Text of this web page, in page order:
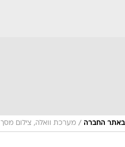
/ מערכת וואלה, צילום מסך